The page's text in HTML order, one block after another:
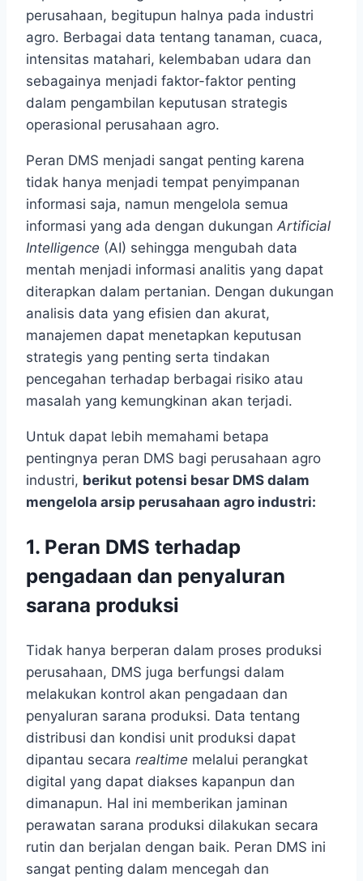
perusahaan, begitupun halnya pada industri
agro. Berbagai data tentang tanaman, cuaca,
intensitas matahari, kelembaban udara dan
sebagainya menjadi faktor-faktor penting
dalam pengambilan keputusan strategis
operasional perusahaan agro.
Peran DMS menjadi sangat penting karena
tidak hanya menjadi tempat penyimpanan
informasi saja, namun mengelola semua
informasi yang ada dengan dukungan Artificial
Intelligence (AI) sehingga mengubah data
mentah menjadi informasi analitis yang dapat
diterapkan dalam pertanian. Dengan dukungan
analisis data yang efisien dan akurat,
manajemen dapat menetapkan keputusan
strategis yang penting serta tindakan
pencegahan terhadap berbagai risiko atau
masalah yang kemungkinan akan terjadi.
Untuk dapat lebih memahami betapa
pentingnya peran DMS bagi perusahaan agro
industri, berikut potensi besar DMS dalam
mengelola arsip perusahaan agro industri:
1. Peran DMS terhadap
pengadaan dan penyaluran
sarana produksi
Tidak hanya berperan dalam proses produksi
perusahaan, DMS juga berfungsi dalam
melakukan kontrol akan pengadaan dan
penyaluran sarana produksi. Data tentang
distribusi dan kondisi unit produksi dapat
dipantau secara realtime melalui perangkat
digital yang dapat diakses kapanpun dan
dimanapun. Hal ini memberikan jaminan
perawatan sarana produksi dilakukan secara
rutin dan berjalan dengan baik. Peran DMS ini
sangat penting dalam mencegah dan